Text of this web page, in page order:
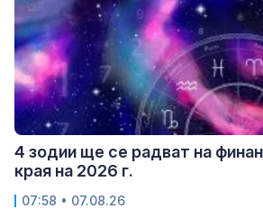
4 зодии ще се радват на
края на 2026 г.
07:58 • 07.08.26